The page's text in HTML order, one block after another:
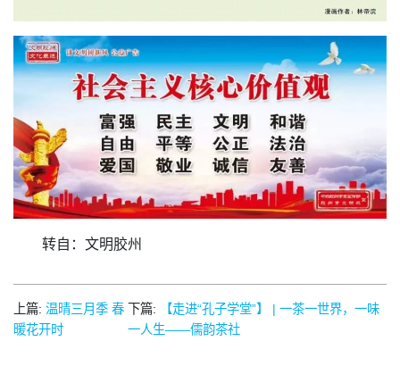
转自：文明胶州
上篇: 温晴三月季 春
暖花开时
下篇:
【走进“孔子学堂”】 | 一茶一世界，一味
一人生——儒韵茶社